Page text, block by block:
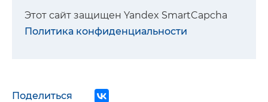
Этот сайт защищен Yandex SmartCapcha
Политика конфиденциальности
Поделиться